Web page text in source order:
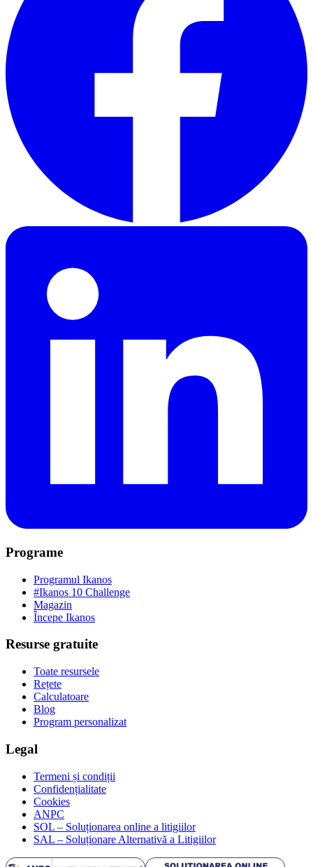
Programe
Programul Ikanos
#Ikanos 10 Challenge
Magazin
Începe Ikanos
Resurse gratuite
Toate resursele
Rețete
Calculatoare
Blog
Program personalizat
Legal
Termeni și condiții
Confidențialitate
Cookies
ANPC
SOL – Soluționarea online a litigiilor
SAL – Soluționare Alternativă a Litigiilor